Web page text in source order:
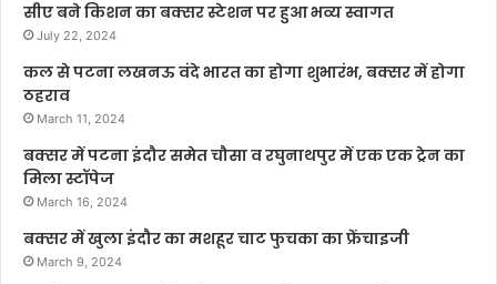
सीए बने किशन का बक्सर स्टेशन पर हुआ भव्य स्वागत
July 22, 2024
कल से पटना लखनऊ वंदे भारत का होगा शुभारंभ, बक्सर में होगा
ठहराव
March 11, 2024
बक्सर में पटना इंदौर समेत चौसा व रघुनाथपुर में एक एक ट्रेन का
मिला स्टॉपेज
March 16, 2024
बक्सर में खुला इंदौर का मशहूर चाट फुचका का फ्रेंचाइजी
March 9, 2024